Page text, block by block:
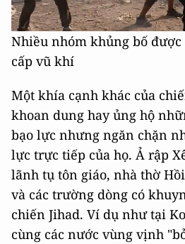
Nhiều nhóm khủng bố
cấp vũ khí
Một khía cạnh khác của
khoan dung hay ủng hộ
bạo lực nhưng ngăn chặn
lực trực tiếp của họ. Ả rập
lãnh tụ tôn giáo, nhà thờ
và các trường dòng có
chiến Jihad. Ví dụ như tại
cùng các nước vùng vịnh